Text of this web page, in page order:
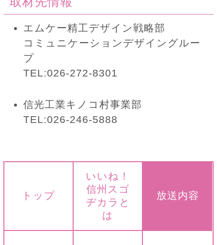
エムケー精工デザイン戦略部
コミュニケーションデザイングルー
プ
TEL:026-272-8301
信光工業キノコ村事業部
TEL:026-246-5888
トップ
いいね！
信州スゴ
ヂカラと
は
放送内容